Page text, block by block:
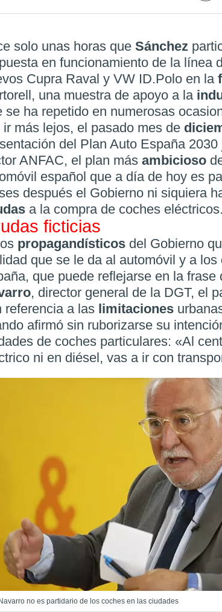
solo unas horas que Sánchez
en funcionamiento de la línea
Cupra Raval y VW ID.Polo en la
una muestra de apoyo a la
se ha repetido en numerosas
ir más lejos, el pasado mes de
del Plan Auto España 2030
ANFAC, el plan más ambicioso
español que a día de hoy es
después el Gobierno ni siquiera
a la compra de coches eléctricos.
ficticias
propagandísticos del Gobierno
que se le da al automóvil y a los
que puede reflejarse en la frase
, director general de la DGT, el
referencia a las limitaciones
afirmó sin ruborizarse su
de coches particulares: «Al
ni en diésel, vas a ir con
no es partidario de los coches en las ciudades